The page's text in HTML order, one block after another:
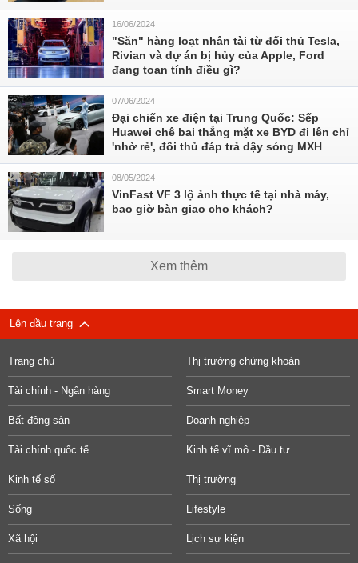
16/06/2024
"Săn" hàng loạt nhân tài từ đối thủ Tesla,
Rivian và dự án bị hủy của Apple, Ford
đang toan tính điều gì?
07/06/2024
Đại chiến xe điện tại Trung Quốc: Sếp
Huawei chê bai thẳng mặt xe BYD đi lên chỉ
'nhờ rẻ', đối thủ đáp trả dậy sóng MXH
08/05/2024
VinFast VF 3 lộ ảnh thực tế tại nhà máy,
bao giờ bàn giao cho khách?
Xem thêm
Lên đầu trang
Trang chủ Thị trường chứng khoán
Tài chính - Ngân hàng Smart Money
Bất động sản Doanh nghiệp
Tài chính quốc tế Kinh tế vĩ mô - Đầu tư
Kinh tế số Thị trường
Sống Lifestyle
Xã hội Lịch sự kiện